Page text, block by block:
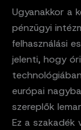
Ugyanakkor a
pénzügyi
felhasználási
jelenti, hogy
európai
szereplők
Ez a szakadék